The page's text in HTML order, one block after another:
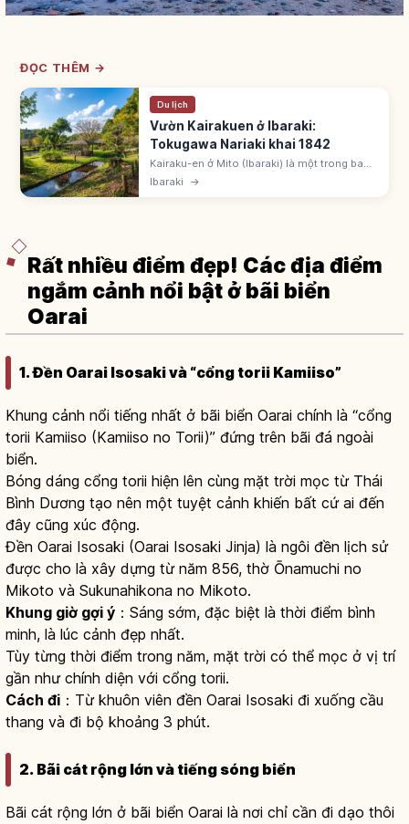
ĐỌC THÊM →
Du lịch
Vườn Kairakuen ở Ibaraki:
Tokugawa Nariaki khai 1842
Kairaku-en ở Mito (Ibaraki) là một trong ba
đại danh viên cùng Kenroku-en, Koraku-en.
Ibaraki →
Rất nhiều điểm đẹp! Các địa điểm
ngắm cảnh nổi bật ở bãi biển
Oarai
1. Đền Oarai Isosaki và “cổng torii Kamiiso”
Khung cảnh nổi tiếng nhất ở bãi biển Oarai chính là “cổng
torii Kamiiso (Kamiiso no Torii)” đứng trên bãi đá ngoài
biển.
Bóng dáng cổng torii hiện lên cùng mặt trời mọc từ Thái
Bình Dương tạo nên một tuyệt cảnh khiến bất cứ ai đến
đây cũng xúc động.
Đền Oarai Isosaki (Oarai Isosaki Jinja) là ngôi đền lịch sử
được cho là xây dựng từ năm 856, thờ Ōnamuchi no
Mikoto và Sukunahikona no Mikoto.
Khung giờ gợi ý ：Sáng sớm, đặc biệt là thời điểm bình
minh, là lúc cảnh đẹp nhất.
Tùy từng thời điểm trong năm, mặt trời có thể mọc ở vị trí
gần như chính diện với cổng torii.
Cách đi ：Từ khuôn viên đền Oarai Isosaki đi xuống cầu
thang và đi bộ khoảng 3 phút.
2. Bãi cát rộng lớn và tiếng sóng biển
Bãi cát rộng lớn ở bãi biển Oarai là nơi chỉ cần đi dạo thôi